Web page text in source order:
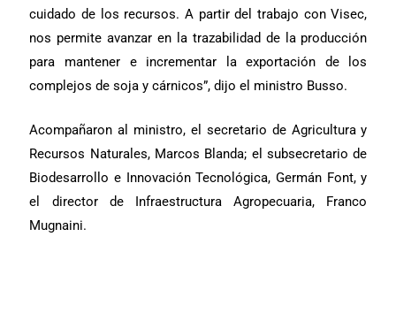
cuidado de los recursos. A partir del trabajo con Visec,
nos permite avanzar en la trazabilidad de la producción
para mantener e incrementar la exportación de los
complejos de soja y cárnicos”, dijo el ministro Busso.
Acompañaron al ministro, el secretario de Agricultura y
Recursos Naturales, Marcos Blanda; el subsecretario de
Biodesarrollo e Innovación Tecnológica, Germán Font, y
el director de Infraestructura Agropecuaria, Franco
Mugnaini.